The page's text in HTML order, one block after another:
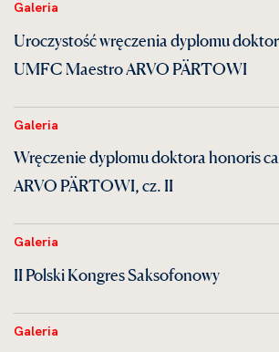
Galeria
Uroczystość wręczenia dyplomu
UMFC Maestro ARVO PÄRTOWI
Galeria
Wręczenie dyplomu doktora honoris
ARVO PÄRTOWI, cz. II
Galeria
II Polski Kongres Saksofonowy
Galeria